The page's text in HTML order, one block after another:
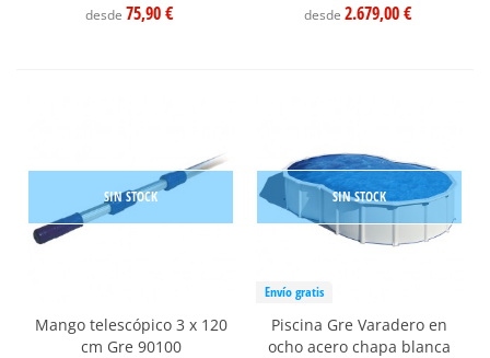
desde 75,90 € desde 2.679,00 €
SIN STOCK
Mango telescópico 3 x 120
cm Gre 90100
Envío gratis
SIN STOCK
Piscina Gre Varadero en
ocho acero chapa blanca